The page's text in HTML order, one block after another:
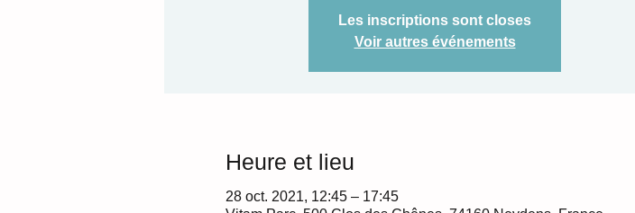
Les inscriptions sont closes
Voir autres événements
Heure et lieu
28 oct. 2021, 12:45 – 17:45